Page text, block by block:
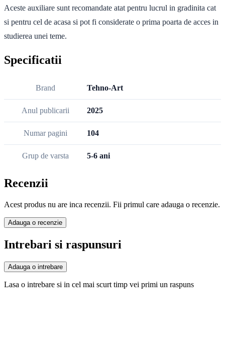
Aceste auxiliare sunt recomandate atat pentru lucrul in gradinita cat
si pentru cel de acasa si pot fi considerate o prima poarta de acces in
studierea unei teme.
Specificatii
Brand Tehno-Art
Anul publicarii 2025
Numar pagini 104
Grup de varsta 5-6 ani
Recenzii
Acest produs nu are inca recenzii. Fii primul care adauga o recenzie.
Adauga o recenzie
Intrebari si raspunsuri
Adauga o intrebare
Lasa o intrebare si in cel mai scurt timp vei primi un raspuns